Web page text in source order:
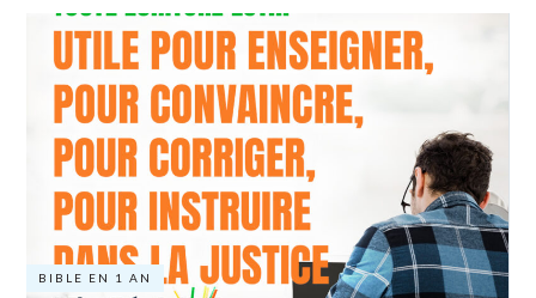
BIBLE EN 1 AN